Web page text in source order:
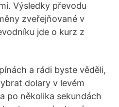
Výsledky převodu
zveřejňované v
jde o kurz z
a rádi byste věděli,
dolary v levém
po několika sekundách